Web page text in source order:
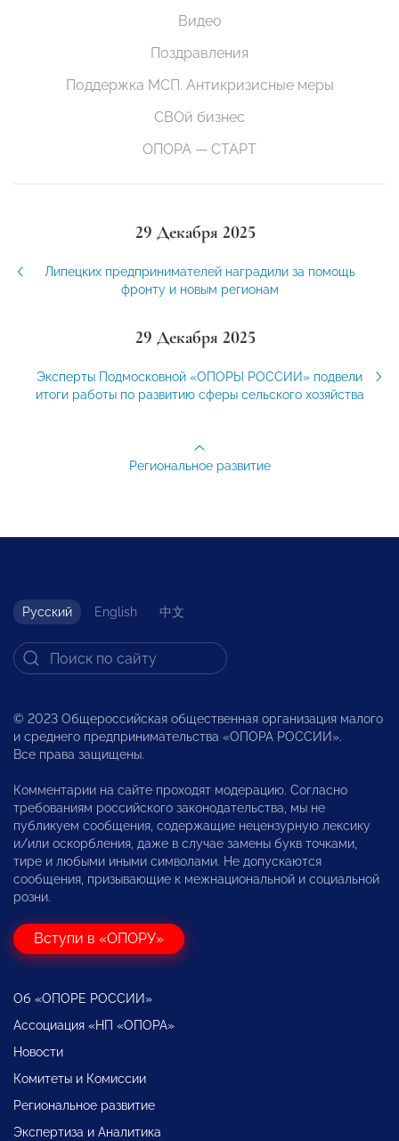
Видео
Поздравления
Поддержка МСП. Антикризисные меры
СВОй бизнес
ОПОРА — СТАРТ
29 Декабря 2025
Липецких предпринимателей наградили за помощь
фронту и новым регионам
29 Декабря 2025
Эксперты Подмосковной «ОПОРЫ РОССИИ» подвели
итоги работы по развитию сферы сельского хозяйства
Региональное развитие
Русский English 中文
© 2023 Общероссийская общественная организация малого
и среднего предпринимательства «ОПОРА РОССИИ».
Все права защищены.
Комментарии на сайте проходят модерацию. Согласно
требованиям российского законодательства, мы не
публикуем сообщения, содержащие нецензурную лексику
и/или оскорбления, даже в случае замены букв точками,
тире и любыми иными символами. Не допускаются
сообщения, призывающие к межнациональной и социальной
розни.
Вступи в «ОПОРУ»
Об «ОПОРЕ РОССИИ»
Ассоциация «НП «ОПОРА»
Новости
Комитеты и Комиссии
Региональное развитие
Экспертиза и Аналитика